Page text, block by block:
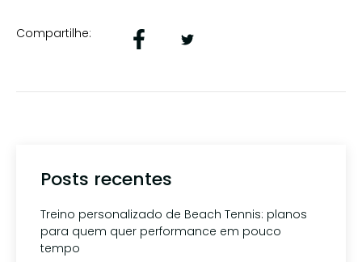
Compartilhe:
Posts recentes
Treino personalizado de Beach Tennis: planos
para quem quer performance em pouco
tempo